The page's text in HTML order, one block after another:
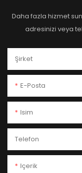
Daha fazla hizmet
adresinizi veya
Şirket
E-Posta
Isim
Telefon
Içerik